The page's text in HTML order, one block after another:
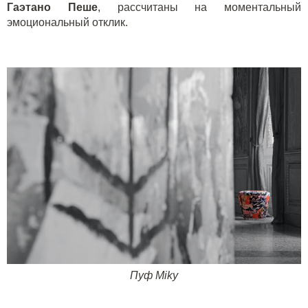
Гаэтано Пеше, рассчитаны на моментальный
эмоциональный отклик.
Пуф Miky